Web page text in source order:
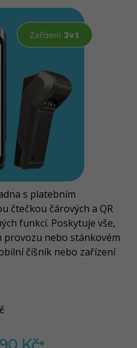
s platebním
čtečkou čárových a QR
funkcí. Poskytuje vše,
nebo stánkovém
číšník nebo zařízení